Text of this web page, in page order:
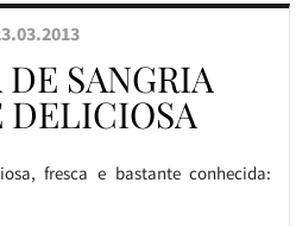
SANGRIA
DELICIOSA
fresca e bastante conhecida: